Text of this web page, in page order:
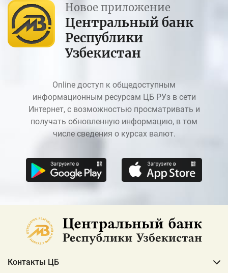
Новое приложение
Центральный банк
Республики
Узбекистан
Online доступ к общедоступным
информационным ресурсам ЦБ РУз в сети
Интернет, с возможностью просматривать и
получать обновленную информацию, в том
числе сведения о курсах валют.
Контакты ЦБ